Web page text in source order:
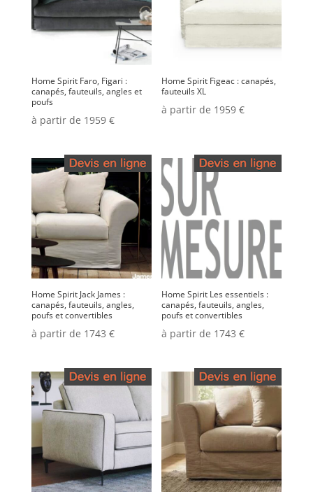
Home Spirit Faro, Figari :
canapés, fauteuils, angles et
poufs
à partir de 1959 €
Home Spirit Figeac : canapés,
fauteuils XL
à partir de 1959 €
Home Spirit Jack James :
canapés, fauteuils, angles,
poufs et convertibles
à partir de 1743 €
Home Spirit Les essentiels :
canapés, fauteuils, angles,
poufs et convertibles
à partir de 1743 €